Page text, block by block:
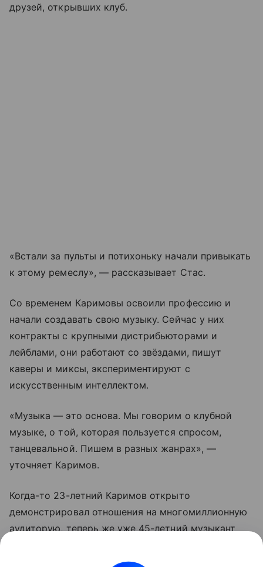
друзей, открывших клуб.
«Встали за пульты и потихоньку начали привыкать
к этому ремеслу», — рассказывает Стас.
Со временем Каримовы освоили профессию и
начали создавать свою музыку. Сейчас у них
контракты с крупными дистрибьюторами и
лейблами, они работают со звёздами, пишут
каверы и миксы, экспериментируют с
искусственным интеллектом.
«Музыка — это основа. Мы говорим о клубной
музыке, о той, которая пользуется спросом,
танцевальной. Пишем в разных жанрах», —
уточняет Каримов.
Когда-то 23-летний Каримов открыто
демонстрировал отношения на многомиллионную
аудиторую, теперь же уже 45-летний музыкант